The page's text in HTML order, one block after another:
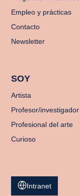
Empleo y prácticas
Contacto
Newsletter
SOY
Artista
Profesor/investigador
Profesional del arte
Curioso
Intranet